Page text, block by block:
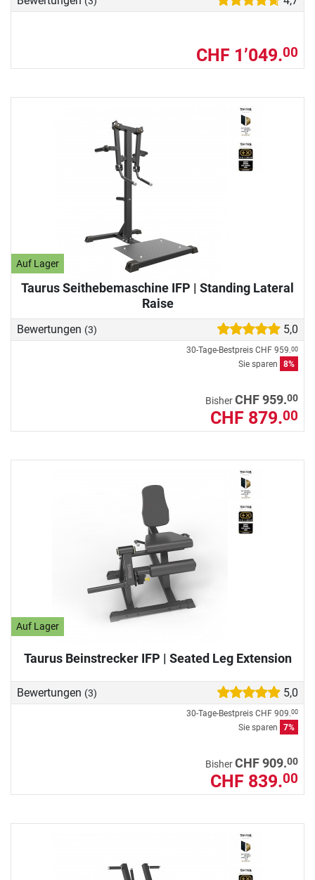
CHF 1’049.00
Auf Lager
Taurus Seithebemaschine IFP | Standing Lateral
Raise
Bewertungen (3) 5,0
30-Tage-Bestpreis CHF 959.00
Sie sparen 8%
BisherCHF 959.00
CHF 879.00
Auf Lager
Taurus Beinstrecker IFP | Seated Leg Extension
Bewertungen (3) 5,0
30-Tage-Bestpreis CHF 909.00
Sie sparen 7%
BisherCHF 909.00
CHF 839.00